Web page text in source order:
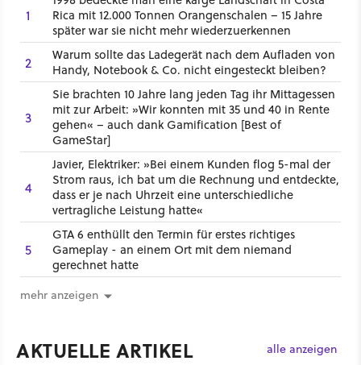
1
Rica mit 12.000 Tonnen Orangenschalen – 15 Jahre
später war sie nicht mehr wiederzuerkennen
2
Warum sollte das Ladegerät nach dem Aufladen von
Handy, Notebook & Co. nicht eingesteckt bleiben?
3
Sie brachten 10 Jahre lang jeden Tag ihr Mittagessen
mit zur Arbeit: »Wir konnten mit 35 und 40 in Rente
gehen« – auch dank Gamification [Best of
GameStar]
4
Javier, Elektriker: »Bei einem Kunden flog 5-mal der
Strom raus, ich bat um die Rechnung und entdeckte,
dass er je nach Uhrzeit eine unterschiedliche
vertragliche Leistung hatte«
5
GTA 6 enthüllt den Termin für erstes richtiges
Gameplay - an einem Ort mit dem niemand
gerechnet hatte
mehr anzeigen
AKTUELLE ARTIKEL alle anzeigen